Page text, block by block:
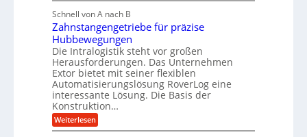
i
m
V
e
r
g
l
e
g
e
K
u
g
e
l
g
e
w
g
e
r
t
U
m
s
a
t
z
e
h
r
A
r
b
e
i
t
s
Schnell von A nach B
Zahnstangengetriebe für präzise
Hubbewegungen
Die Intralogistik steht vor großen
Herausforderungen. Das Unternehmen
Extor bietet mit seiner flexiblen
Automatisierungslösung RoverLog eine
interessante Lösung. Die Basis der
Konstruktion…
Weiterlesen:
Z